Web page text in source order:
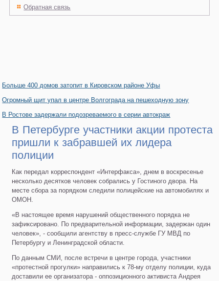
Обратная связь
Больше 400 домов затопит в Кировском районе Уфы
Огромный щит упал в центре Волгограда на пешеходную зону
В Ростове задержали подозреваемого в серии автокраж
В Петербурге участники акции протеста
пришли к забравшей их лидера
полиции
Как передал корреспондент «Интерфакса», днем в воскресенье
несколько десятков человек собрались у Гостиного двора. На
месте сбора за порядком следили полицейские на автомобилях и
ОМОН.
«В настоящее время нарушений общественного порядка не
зафиксировано. По предварительной информации, задержан один
человек», - сообщили агентству в пресс-службе ГУ МВД по
Петербургу и Ленинградской области.
По данным СМИ, после встречи в центре города, участники
«протестной прогулки» направились к 78-му отделу полиции, куда
доставили ее организатора - оппозиционного активиста Андрея